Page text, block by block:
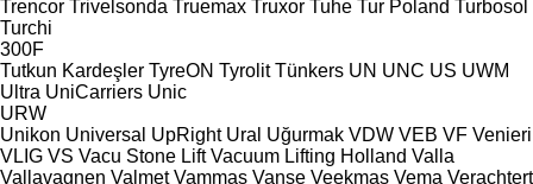
Trencor Trivelsonda Truemax Truxor Tuhe Tur Poland Turbosol
Turchi
300F
Tutkun Kardeşler TyreON Tyrolit Tünkers UN UNC US UWM
Ultra UniCarriers Unic
URW
Unikon Universal UpRight Ural Uğurmak VDW VEB VF Venieri
VLIG VS Vacu Stone Lift Vacuum Lifting Holland Valla
Vallavagnen Valmet Vammas Vanse Veekmas Vema Verachtert